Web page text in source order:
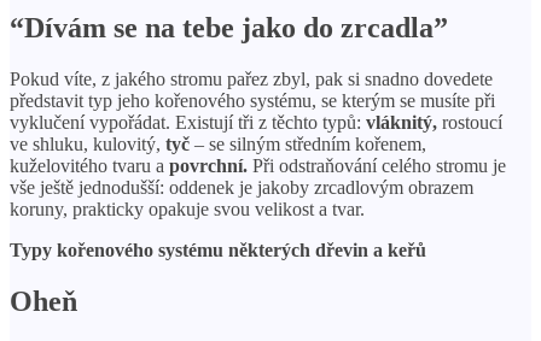
“Dívám se na tebe jako do zrcadla”
Pokud víte, z jakého stromu pařez zbyl, pak si snadno dovedete
představit typ jeho kořenového systému, se kterým se musíte při
vyklučení vypořádat. Existují tři z těchto typů: vláknitý, rostoucí
ve shluku, kulovitý, tyč – se silným středním kořenem,
kuželovitého tvaru a povrchní. Při odstraňování celého stromu je
vše ještě jednodušší: oddenek je jakoby zrcadlovým obrazem
koruny, prakticky opakuje svou velikost a tvar.
Typy kořenového systému některých dřevin a keřů
Oheň